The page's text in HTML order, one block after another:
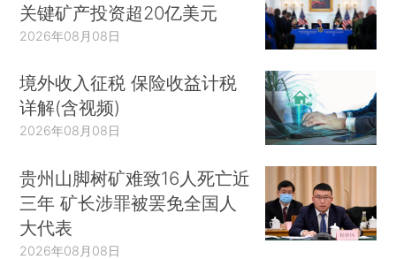
关键矿产投资超20亿美元
2026年08月08日
境外收入征税 保险收益计税
详解(含视频)
2026年08月08日
贵州山脚树矿难致16人死亡近
三年 矿长涉罪被罢免全国人
大代表
2026年08月08日